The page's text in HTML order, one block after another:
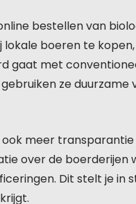
bestellen van
boeren te
gaat met
ze
meer
over de boerderijen
Dit stelt je in